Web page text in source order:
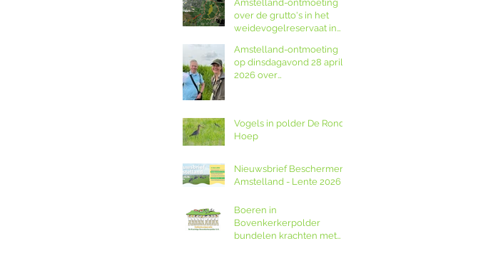
rondleidingen,
fototentoonstelling en
Amstelland-ontmoeting
over de grutto's in het
weidevogelreservaat in
Amstelland-ontmoeting
op dinsdagavond 28 april
2026 over
Kwant van Landschap
Noord-Holland
Vogels in polder De Ronde
Hoep
Nieuwsbrief Beschermers
Amstelland - Lente 2026
Boeren in
Bovenkerkerpolder
bundelen krachten met